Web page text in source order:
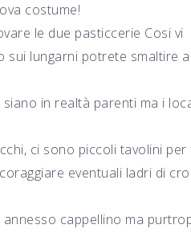
costume!
le due pasticcerie Cosi vi
sui lungarni potrete smaltire
in realtà parenti ma i
ci sono piccoli tavolini per
eventuali ladri di
cappellino ma